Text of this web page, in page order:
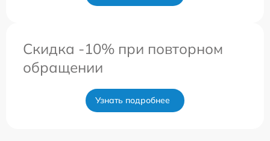
Скидка -10% при повторном
обращении
Узнать подробнее